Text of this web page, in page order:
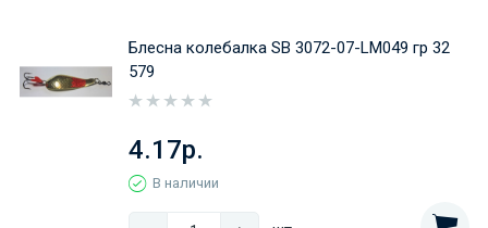
Блесна колебалка SB 3072-07-LM049 гр 32
579
4.17р.
В наличии